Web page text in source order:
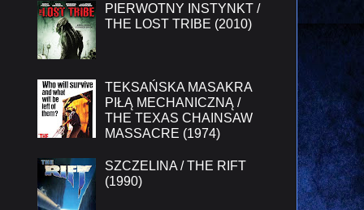
PIERWOTNY INSTYNKT /
THE LOST TRIBE (2010)
TEKSAŃSKA MASAKRA
PIŁĄ MECHANICZNĄ /
THE TEXAS CHAINSAW
MASSACRE (1974)
SZCZELINA / THE RIFT
(1990)